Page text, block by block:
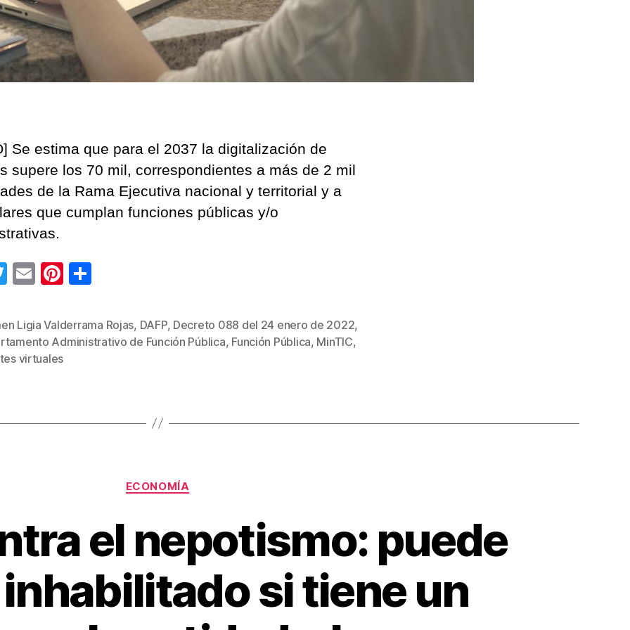
Se estima que para el 2037 la digitalización de
supere los 70 mil, correspondientes a más de 2 mil
de la Rama Ejecutiva nacional y territorial y a
que cumplan funciones públicas y/o
T
tt
er
E
ail
Pi
er
e
m
p
Ligia Valderrama Rojas, DAFP, Decreto 088 del 24 enero de 2022,
Administrativo de Función Pública, Función Pública, MinTIC,
virtuales
Categorías
ECONOMÍA
el nepotismo: puede
si tiene un